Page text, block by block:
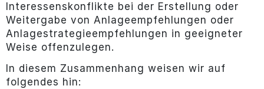
Interessenskonflikte bei der Erstellung oder
Weitergabe von Anlageempfehlungen oder
Anlagestrategieempfehlungen in geeigneter
Weise offenzulegen.
In diesem Zusammenhang weisen wir auf
folgendes hin: